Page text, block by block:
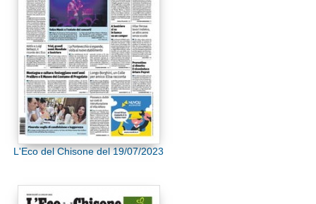
L'Eco del Chisone del 19/07/2023